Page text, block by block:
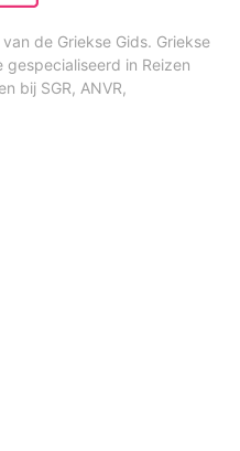
de Griekse Gids. Griekse
gespecialiseerd in Reizen
bij SGR, ANVR,